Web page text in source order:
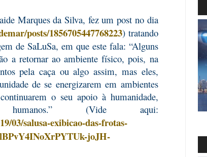
Marques da Silva, fez um post no dia
posts/1856705447768223) tratando
de SaLuSa, em que este fala: “Alguns
a retornar ao ambiente físico, pois, na
pela caça ou algo assim, mas eles,
de se energizarem em ambientes
o seu apoio à humanidade,
(Vide aqui:
03/salusa-exibicao-das-frotas-
joJH-